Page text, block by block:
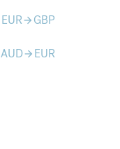
EURarrow_forward GBP
AUDarrow_forward EUR